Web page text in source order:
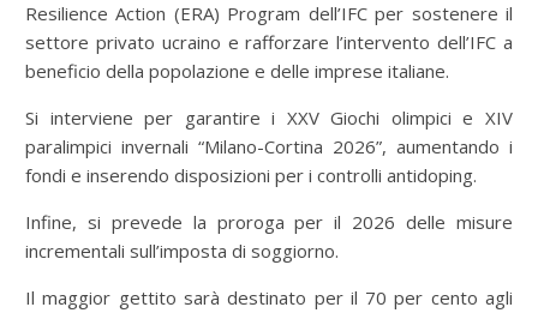
Resilience Action (ERA) Program dell’IFC per sostenere il
settore privato ucraino e rafforzare l’intervento dell’IFC a
beneficio della popolazione e delle imprese italiane.
Si interviene per garantire i XXV Giochi olimpici e XIV
paralimpici invernali “Milano-Cortina 2026”, aumentando i
fondi e inserendo disposizioni per i controlli antidoping.
Infine, si prevede la proroga per il 2026 delle misure
incrementali sull’imposta di soggiorno.
Il maggior gettito sarà destinato per il 70 per cento agli